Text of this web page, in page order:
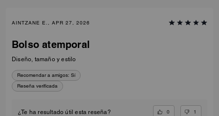
AINTZANE E., APR 27, 2026
Bolso atemporal
Diseño, tamaño y estilo
Recomendar a amigos: Sí
Reseña verificada
¿Te ha resultado útil esta reseña? 0 1